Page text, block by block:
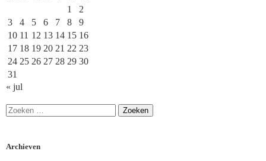
1
2
3
4 5 6 7 8
9
10 11 12 13 14 15 16
17 18 19 20 21 22 23
24 25 26 27 28 29 30
31
« jul
Archieven